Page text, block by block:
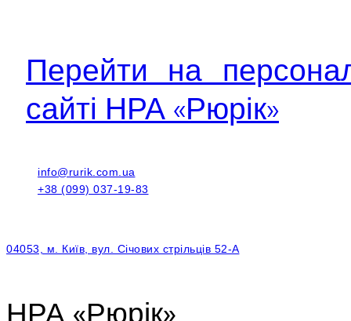
Перейти на
сайті НРА «Рюрік»
info@rurik.com.ua
+38 (099) 037-19-83
04053, м. Київ, вул. Січових стрільців 52-А
НРА «Рюрік»